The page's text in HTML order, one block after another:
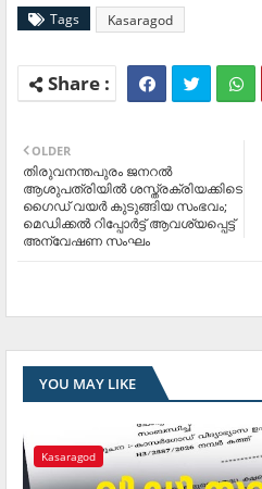
Tags Kasaragod
OLDER
തിരുവനന്തപുരം ജനറൽ
ആശുപത്രിയിൽ ശസ്ത്രക്രിയക്കിടെ
ഗൈഡ് വയർ കുടുങ്ങിയ സംഭവം;
മെഡിക്കൽ റിപ്പോർട്ട് ആവശ്യപ്പെട്ട്
അന്വേഷണ സംഘം
YOU MAY LIKE
Kasaragod